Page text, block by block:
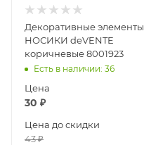
Декоративные элементы
НОСИКИ deVENTE
коричневые 8001923
Есть в наличии: 36
Цена
30 ₽
Цена до скидки
43₽